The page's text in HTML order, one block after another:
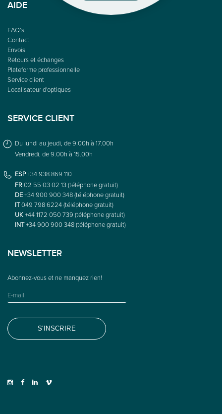
AIDE
FAQ’s
Contact
Envois
Retours et échanges
Plateforme professionnelle
Service client
Localisateur d'optiques
SERVICE CLIENT
Du lundi au jeudi, de 9.00h à 17.00h
Vendredi, de 9.00h à 15.00h
ESP+34 938 869 110
FR02 55 03 02 13 (téléphone gratuit)
DE+34 900 900 348 (téléphone gratuit)
IT049 798 6224 (téléphone gratuit)
UK+44 1172 050 739 (téléphone gratuit)
INT+34 900 900 348 (téléphone gratuit)
NEWSLETTER